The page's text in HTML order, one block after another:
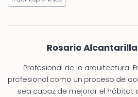
Rosario
Profesional de la arquitectura.
profesional como un proceso de
sea capaz de mejorar el hábitat